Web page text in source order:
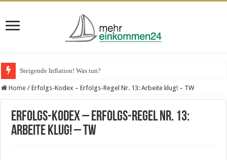
VPS-Hosting für Unternehmen – das spricht dafür
Home / Erfolgs-Kodex – Erfolgs-Regel Nr. 13: Arbeite klug! – TW
Erfolgs-Kodex – Erfolgs-Regel Nr. 13:
Arbeite klug! – TW